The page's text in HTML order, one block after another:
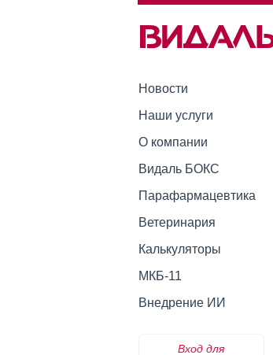
Новости
Наши услуги
О компании
Видаль БОКС
Парафармацевтика
Ветеринария
Калькуляторы
МКБ-11
Внедрение ИИ
Вход для